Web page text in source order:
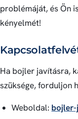
problémáját, és Ön
kényelmét!
Ha bojler javításra,
szüksége, forduljon
Weboldal: